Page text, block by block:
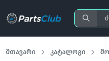
მთავარი კატალოგი